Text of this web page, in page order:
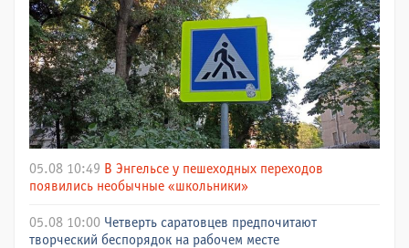
05.08 10:49 В Энгельсе у пешеходных переходов
появились необычные «школьники»
05.08 10:00 Четверть саратовцев предпочитают
творческий беспорядок на рабочем месте